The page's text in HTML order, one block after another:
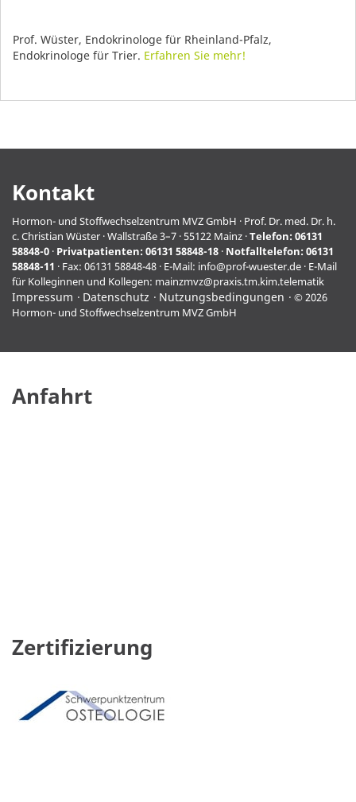
Prof. Wüster, Endokrinologe für Rheinland-Pfalz,
Endokrinologe für Trier. Erfahren Sie mehr!
Kontakt
Hormon- und Stoffwechselzentrum MVZ GmbH · Prof. Dr. med. Dr. h.
c. Christian Wüster · Wallstraße 3–7 · 55122 Mainz ·Telefon: 06131
58848-0 · Privatpatienten: 06131 58848-18 · Notfalltelefon: 06131
58848-11 · Fax: 06131 58848-48 · E-Mail: info@prof-wuester.de · E-Mail
für Kolleginnen und Kollegen: mainzmvz@praxis.tm.kim.telematik
Impressum Datenschutz Nutzungsbedingungen
© 2026
Hormon- und Stoffwechselzentrum MVZ GmbH
Anfahrt
Zertifizierung